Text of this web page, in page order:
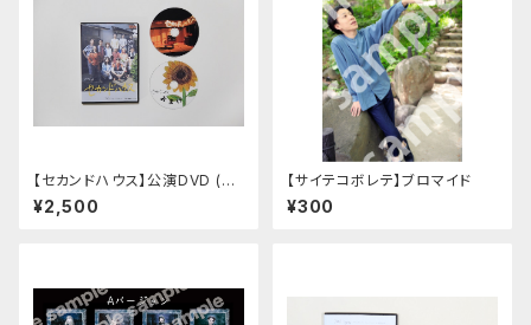
【セカンドハウス】公演DVD (48
分メイキング付)
¥2,500
【サイテコボレテ】ブロマイド
¥300